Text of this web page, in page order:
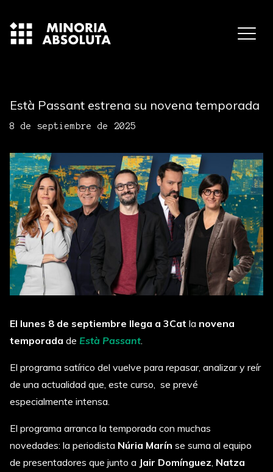
Està Passant estrena su novena temporada
8 de septiembre de 2025
El lunes 8 de septiembre llega a 3Cat la novena
temporada de Està Passant
El programa satírico del vuelve para repasar, analizar y reír
de una actualidad que, este curso, se prevé
especialmente intensa.
El programa arranca la temporada con muchas
novedades: la periodista Núria Marín se suma al equipo
de presentadores que junto a Jair Domínguez Natza